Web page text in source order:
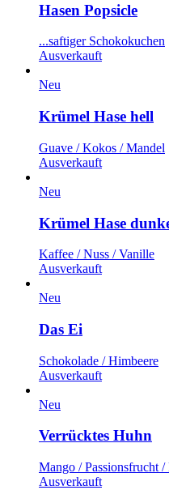
Hasen Popsicle
...saftiger Schokokuchen
Ausverkauft
Neu
Krümel Hase hell
Guave / Kokos / Mandel
Ausverkauft
Neu
Krümel Hase
Kaffee / Nuss / Vanille
Ausverkauft
Neu
Das Ei
Schokolade / Himbeere
Ausverkauft
Neu
Verrücktes Huhn
Mango / Passionsfrucht /
Ausverkauft